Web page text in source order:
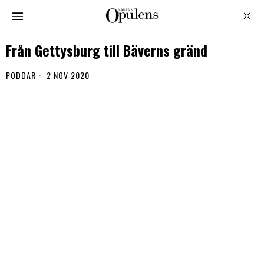
Från Gettysburg till Bäverns gränd
PODDAR 2 NOV 2020